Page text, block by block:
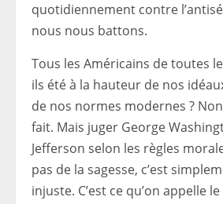
quotidiennement contre
nous nous battons.
Tous les Américains de toutes
ils été à la hauteur de nos
de nos normes modernes ?
fait. Mais juger George
Jefferson selon les règles
pas de la sagesse, c’est
injuste. C’est ce qu’on appelle